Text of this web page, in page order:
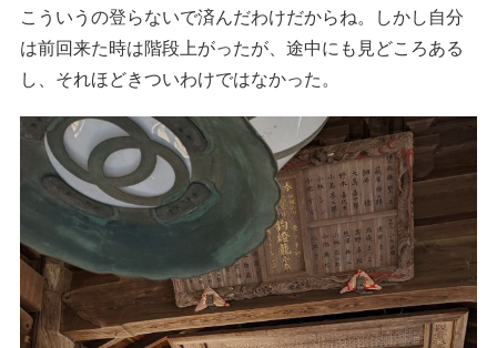
こういうの登らないで済んだわけだからね。しかし自分
は前回来た時は階段上がったが、途中にも見どころある
し、それほどきついわけではなかった。